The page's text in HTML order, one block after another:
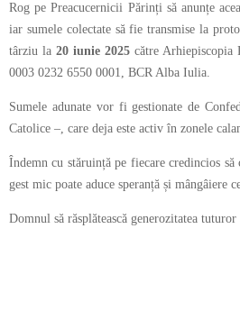
Rog pe Preacucernicii Părinți să anunțe
iar sumele colectate să fie transmise la
târziu la20 iunie 2025 către
0003 0232 6550 0001, BCR Alba Iulia.
Sumele adunate vor fi gestionate de
Catolice –, care deja este activ în zonele
Îndemn cu stăruință pe fiecare credincios
gest mic poate aduce speranță și mângâiere
Domnul să răsplătească generozitatea
†
Arhiepiscop,